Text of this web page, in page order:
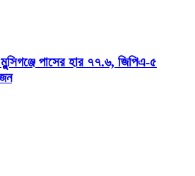
পাসের হার ৭৭.৬, জিপিএ-৫